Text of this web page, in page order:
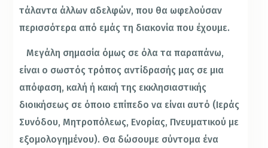
τάλαντα άλλων αδελφών, που θα ωφελούσαν
περισσότερα από εμάς τη διακονία που έχουμε.
Μεγάλη σημασία όμως σε όλα τα παραπάνω,
είναι ο σωστός τρόπος αντίδρασής μας σε μια
απόφαση, καλή ή κακή της εκκλησιαστικής
διοικήσεως σε όποιο επίπεδο να είναι αυτό (Ιεράς
Συνόδου, Μητροπόλεως, Ενορίας, Πνευματικού με
εξομολογημένου). Θα δώσουμε σύντομα ένα